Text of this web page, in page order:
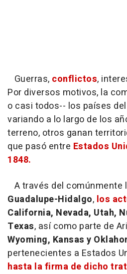
Guerras, conflictos,
Por diversos motivos, la
o casi todos-- los países
variando a lo largo de los
terreno, otros ganan
que pasó entre Estados
1848.
A través del comúnmente
Guadalupe-Hidalgo, los
California, Nevada, Utah,
Texas, así como parte de
Wyoming, Kansas y
pertenecientes a Estados
hasta la firma de dicho